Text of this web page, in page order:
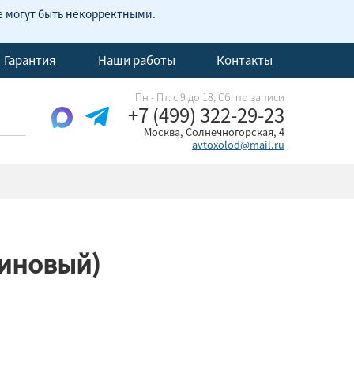
могут быть некорректными.
Гарантия Наши работы Контакты
Пн - Пт: с 9 до 18, Cб: по записи
+7 (499) 322-29-23
Москва, Солнечногорская, 4
avtoxolod@mail.ru